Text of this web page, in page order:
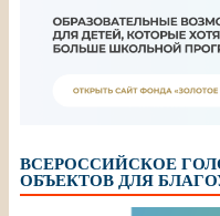
ВСЕРОССИЙСКОЕ
ОБЪЕКТОВ ДЛЯ